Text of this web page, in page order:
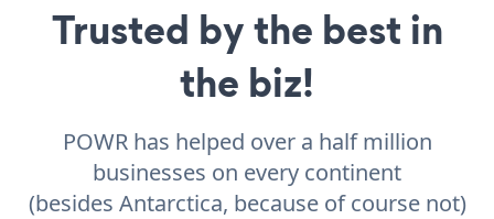
Trusted by the best in
the biz!
POWR has helped over a half million
businesses on every continent
(besides Antarctica, because of course not)